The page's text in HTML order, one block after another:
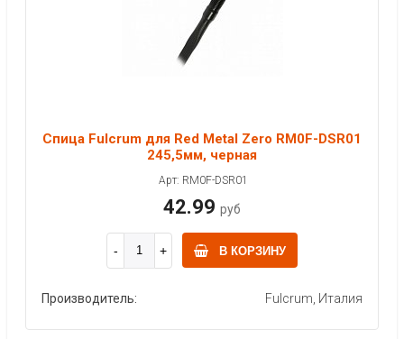
Спица Fulcrum для Red Metal Zero RM0F-DSR01
245,5мм, черная
Арт: RM0F-DSR01
42.99 руб
В КОРЗИНУ
Производитель: Fulcrum, Италия